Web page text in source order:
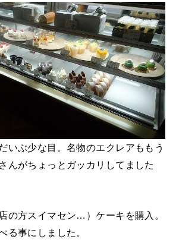
いぶ少な目。名物のエクレアももう
んがちょっとガッカリしてました
の方スイマセン…）ケーキを購入。
る事にしました。